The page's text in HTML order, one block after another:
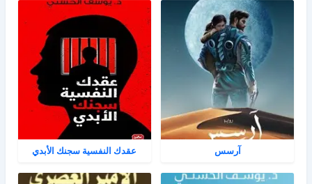
آرسس عقدك النفسية سجنك الأبدي